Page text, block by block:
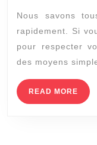
Nous savons
rapidement. Si
pour respecter
des moyens
READ MORE READ
MORE